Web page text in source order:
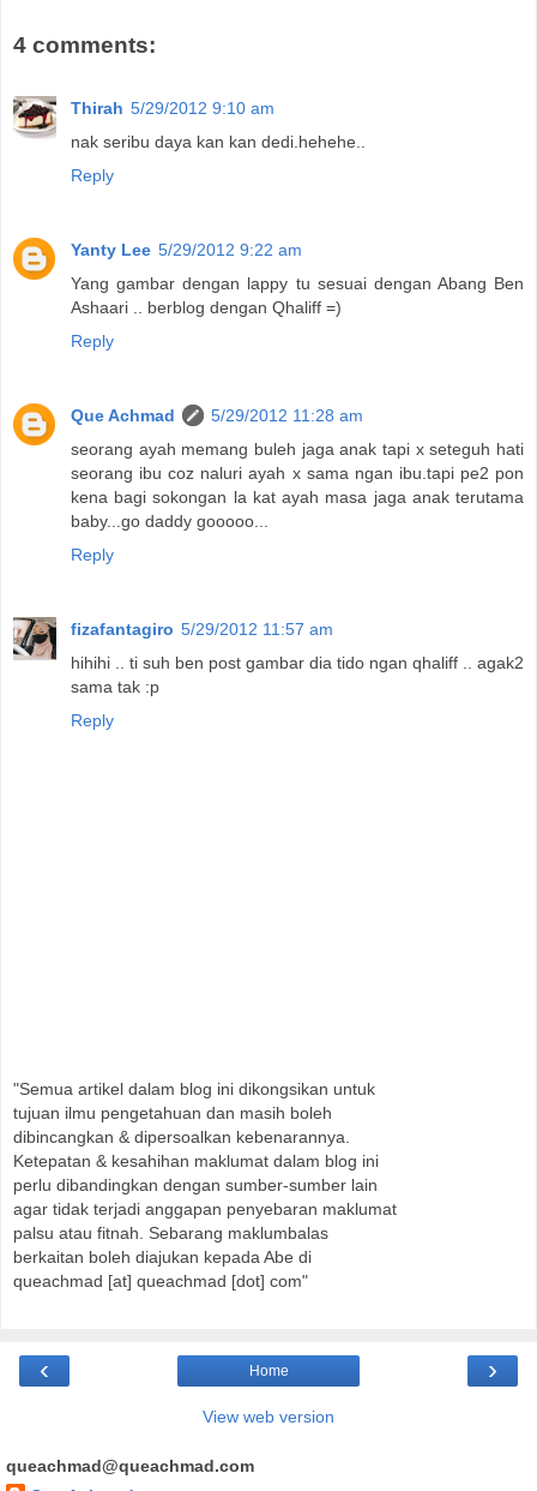
4 comments:
Thirah 5/29/2012 9:10 am
nak seribu daya kan kan dedi.hehehe..
Reply
Yanty Lee 5/29/2012 9:22 am
Yang gambar dengan lappy tu sesuai dengan Abang Ben
Ashaari .. berblog dengan Qhaliff =)
Reply
Que Achmad
5/29/2012 11:28 am
seorang ayah memang buleh jaga anak tapi x seteguh hati
seorang ibu coz naluri ayah x sama ngan ibu.tapi pe2 pon
kena bagi sokongan la kat ayah masa jaga anak terutama
baby...go daddy gooooo...
Reply
fizafantagiro 5/29/2012 11:57 am
hihihi .. ti suh ben post gambar dia tido ngan qhaliff .. agak2
sama tak :p
Reply
"Semua artikel dalam blog ini dikongsikan untuk
tujuan ilmu pengetahuan dan masih boleh
dibincangkan & dipersoalkan kebenarannya.
Ketepatan & kesahihan maklumat dalam blog ini
perlu dibandingkan dengan sumber-sumber lain
agar tidak terjadi anggapan penyebaran maklumat
palsu atau fitnah. Sebarang maklumbalas
berkaitan boleh diajukan kepada Abe di
queachmad [at] queachmad [dot] com"
‹ ›
Home
View web version
queachmad@queachmad.com